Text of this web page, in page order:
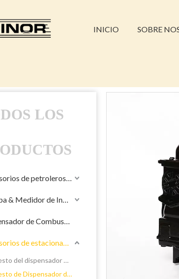
INICIO SOBRE
LOS
Accesorios de petroleros líquidos
Bomba & Medidor de Industrial
Dispensador de Combustible
Accesorios de estacionamiento de llenado
Repuesto del dispensador de químicos
Repuesto de Dispensador de Combustible